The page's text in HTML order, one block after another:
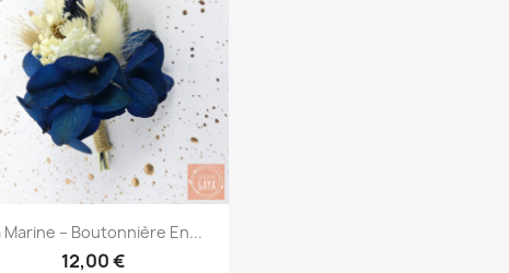
Aperçu rapide
Marine – Boutonnière En...
12,00 €